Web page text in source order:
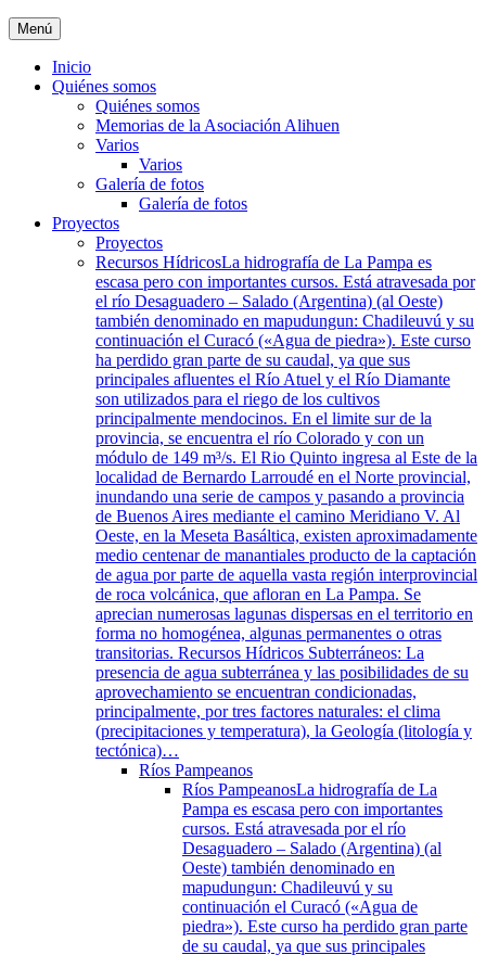
Menú
Inicio
Quiénes somos
Quiénes somos
Memorias de la Asociación Alihuen
Varios
Varios
Galería de fotos
Galería de fotos
Proyectos
Proyectos
Recursos HídricosLa hidrografía de La Pampa es
escasa pero con importantes cursos. Está atravesada por
el río Desaguadero – Salado (Argentina) (al Oeste)
también denominado en mapudungun: Chadileuvú y su
continuación el Curacó («Agua de piedra»). Este curso
ha perdido gran parte de su caudal, ya que sus
principales afluentes el Río Atuel y el Río Diamante
son utilizados para el riego de los cultivos
principalmente mendocinos. En el limite sur de la
provincia, se encuentra el río Colorado y con un
módulo de 149 m³/s. El Rio Quinto ingresa al Este de la
localidad de Bernardo Larroudé en el Norte provincial,
inundando una serie de campos y pasando a provincia
de Buenos Aires mediante el camino Meridiano V. Al
Oeste, en la Meseta Basáltica, existen aproximadamente
medio centenar de manantiales producto de la captación
de agua por parte de aquella vasta región interprovincial
de roca volcánica, que afloran en La Pampa. Se
aprecian numerosas lagunas dispersas en el territorio en
forma no homogénea, algunas permanentes o otras
transitorias. Recursos Hídricos Subterráneos: La
presencia de agua subterránea y las posibilidades de su
aprovechamiento se encuentran condicionadas,
principalmente, por tres factores naturales: el clima
(precipitaciones y temperatura), la Geología (litología y
tectónica)…
Ríos Pampeanos
Ríos PampeanosLa hidrografía de La
Pampa es escasa pero con importantes
cursos. Está atravesada por el río
Desaguadero – Salado (Argentina) (al
Oeste) también denominado en
mapudungun: Chadileuvú y su
continuación el Curacó («Agua de
piedra»). Este curso ha perdido gran parte
de su caudal, ya que sus principales